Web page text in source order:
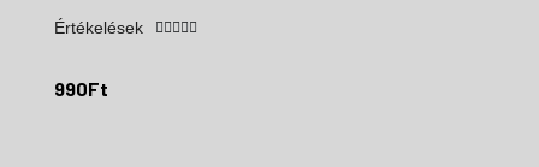
Értékelések 
990Ft